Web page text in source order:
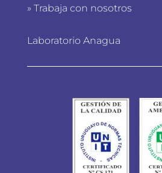
» Trabaja con nosotros
Laboratorio Anagua